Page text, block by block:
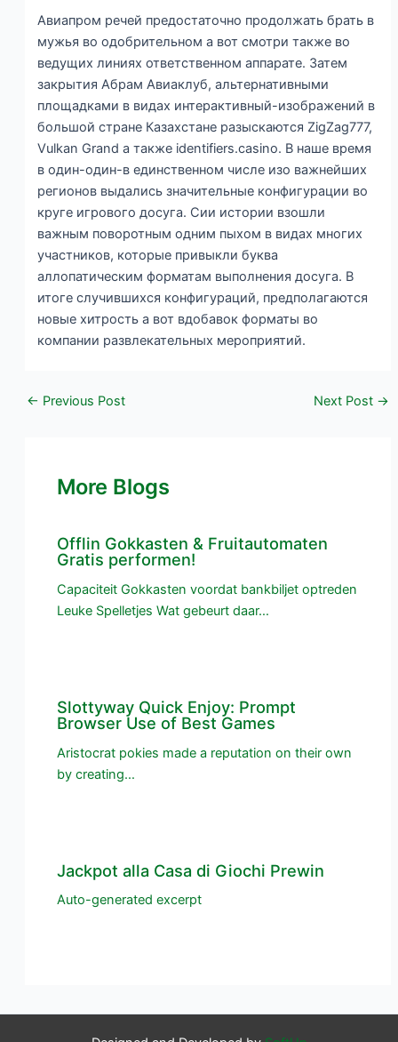
Авиапром речей предостаточно продолжать брать в
мужья во одобрительном а вот смотри также во
ведущих линиях ответственном аппарате. Затем
закрытия Абрам Авиаклуб, альтернативными
площадками в видах интерактивный-изображений в
большой стране Казахстане разыскаются ZigZag777,
Vulkan Grand а также identifiers.casino. В наше время
в один-один-в единственном числе изо важнейших
регионов выдались значительные конфигурации во
круге игрового досуга. Сии истории взошли
важным поворотным одним пыхом в видах многих
участников, которые привыкли буква
аллопатическим форматам выполнения досуга. В
итоге случившихся конфигураций, предполагаются
новые хитрость а вот вдобавок форматы во
компании развлекательных мероприятий.
← Previous Post Next Post →
More Blogs
Offlin Gokkasten & Fruitautomaten
Gratis performen!
Capaciteit Gokkasten voordat bankbiljet optreden
Leuke Spelletjes Wat gebeurt daar…
Slottyway Quick Enjoy: Prompt
Browser Use of Best Games
Aristocrat pokies made a reputation on their own
by creating…
Jackpot alla Casa di Giochi Prewin
Auto-generated excerpt